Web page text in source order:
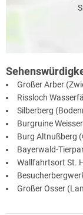
Großer Arber
Rissloch
Silberberg
Burgruine
Burg Altnußberg
Bayerwald-
Wallfahrtsort St.
Großer Osser